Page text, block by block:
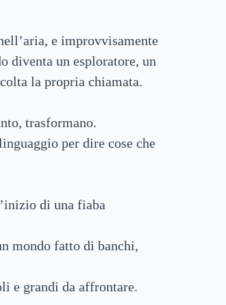
le fiabe
e improvvisamente
diventa un esploratore, un
la propria chiamata.
trasformano.
per dire cose che
di una fiaba
mondo fatto di banchi,
e grandi da affrontare.